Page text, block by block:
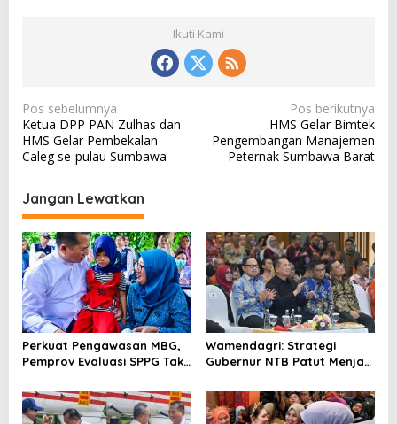
Ikuti Kami
N
a
v
g
a
s
i
p
o
s
Pos sebelumnya
Ketua DPP PAN Zulhas dan
HMS Gelar Pembekalan
Caleg se-pulau Sumbawa
Pos berikutnya
HMS Gelar Bimtek
Pengembangan Manajemen
Peternak Sumbawa Barat
Jangan Lewatkan
Perkuat Pengawasan MBG,
Pemprov Evaluasi SPPG Tak
Wamendagri: Strategi
Gubernur NTB Patut Menjadi
Indonesia